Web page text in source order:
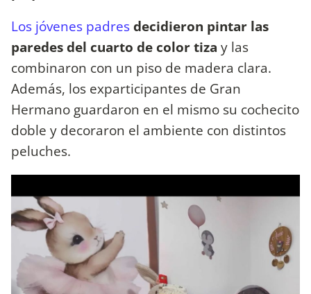
Los jóvenes padresdecidieron pintar las
paredes del cuarto de color tiza y las
combinaron con un piso de madera clara.
Además, los exparticipantes de Gran
Hermano guardaron en el mismo su cochecito
doble y decoraron el ambiente con distintos
peluches.